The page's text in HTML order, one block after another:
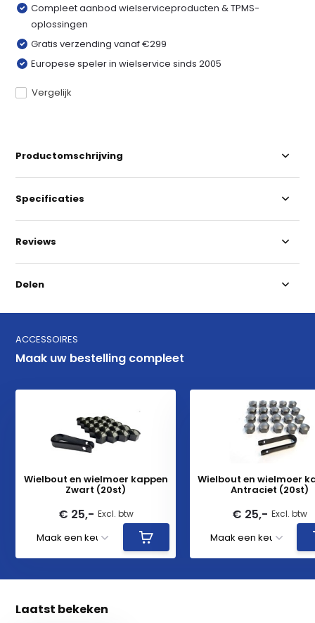
Compleet aanbod wielserviceproducten & TPMS-
oplossingen
Gratis verzending vanaf €299
Europese speler in wielservice sinds 2005
Vergelijk
Productomschrijving
Specificaties
Reviews
Delen
ACCESSOIRES
Maak uw bestelling compleet
Wielbout en wielmoer kappen
Zwart (20st)
€ 25,- Excl. btw
Wielbout en wielmoer
Antraciet (20st)
€ 25,- Excl. btw
Laatst bekeken